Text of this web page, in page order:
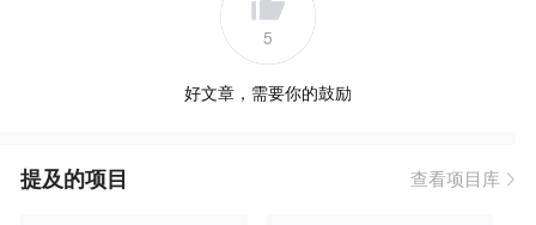
5
好文章，需要你的鼓励
提及的项目 查看项目库